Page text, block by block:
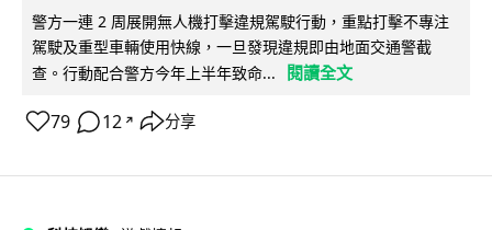
警方一連 2 周展開無人機打擊違規駕駛行動，重點打擊不專注
駕駛及重型車輛使用快線，一旦發現違規即由地面交通警截
查。行動配合警方今年上半年致命...
閱讀全文
79 12 ↗ 分享